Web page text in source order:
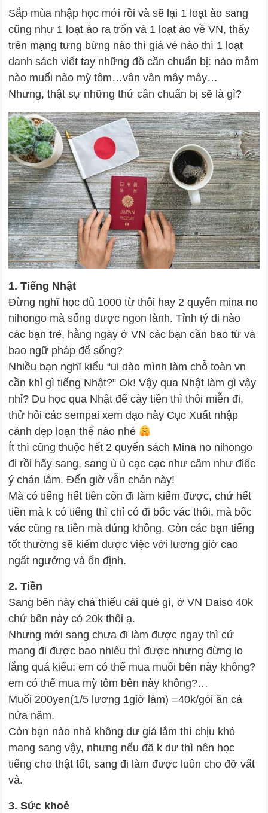
Sắp mùa nhập học mới rồi và sẽ lại 1 loạt ào sang
cũng như 1 loạt ào ra trốn và 1 loạt ào về VN, thấy
trên mạng tưng bừng nào thì giá vé nào thì 1 loạt
danh sách viết tay những đồ cần chuẩn bị: nào mắm
nào muối nào mỳ tôm…vân vân mây mây…
Nhưng, thật sự những thứ cần chuẩn bị sẽ là gì?
1. Tiếng Nhật
Đừng nghĩ học đủ 1000 từ thôi hay 2 quyển mina no
nihongo mà sống được ngon lành. Tỉnh tý đi nào
các bạn trẻ, hằng ngày ở VN các bạn cần bao từ và
bao ngữ pháp để sống?
Nhiều bạn nghĩ kiểu “ui dào mình làm chỗ toàn vn
cần khỉ gì tiếng Nhật?” Ok! Vậy qua Nhật làm gì vậy
nhỉ? Du học qua Nhật để cày tiền thì thôi miễn đi,
thử hỏi các sempai xem dạo này Cục Xuất nhập
cảnh dẹp loạn thế nào nhé
Ít thì cũng thuộc hết 2 quyển sách Mina no nihongo
đi rồi hãy sang, sang ù ù cạc cạc như câm như điếc
ý chán lắm. Đến giờ vẫn chán này!
Mà có tiếng hết tiền còn đi làm kiếm được, chứ hết
tiền mà k có tiếng thì chỉ có đi bốc vác thôi, mà bốc
vác cũng ra tiền mà đúng không. Còn các bạn tiếng
tốt thường sẽ kiếm được việc với lương giờ cao
ngất ngưởng và ổn định.
2. Tiền
Sang bên này chả thiếu cái qué gì, ở VN Daiso 40k
chứ bên này có 20k thôi ạ.
Nhưng mới sang chưa đi làm được ngay thì cứ
mang đi được bao nhiêu thì được nhưng đừng lo
lắng quá kiểu: em có thể mua muối bên này không?
em có thể mua mỳ tôm bên này không?…
Muối 200yen(1/5 lương 1giờ làm) =40k/gói ăn cả
nửa năm.
Còn bạn nào nhà không dư giả lắm thì chịu khó
mang sang vậy, nhưng nếu đã k dư thì nên học
tiếng cho thật tốt, sang đi làm được luôn cho đỡ vất
vả.
3. Sức khoẻ